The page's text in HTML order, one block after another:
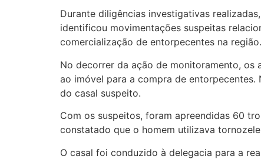
Durante diligências investigativas
identificou movimentações suspeitas
comercialização de entorpecentes na região.
No decorrer da ação de monitoramento,
ao imóvel para a compra de
do casal suspeito.
Com os suspeitos, foram apreendidas 60
constatado que o homem utilizava
O casal foi conduzido à delegacia para a